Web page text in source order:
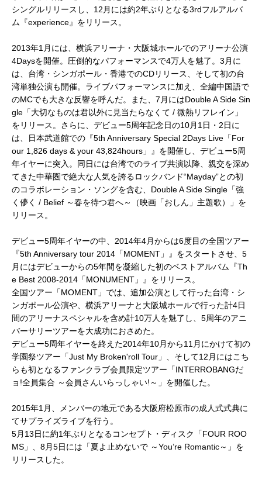
シングルリリースし、12月には約2年ぶりとなる3rdフルアルバ
ム『experience』をリリース。
2013年1月には、横浜アリーナ・大阪城ホールでのアリーナ公演
4Daysを開催。圧倒的なパフォーマンスで4万人を魅了。3月に
は、台湾・シンガポール・香港でのCDリリース、そして初の台
湾単独公演も開催。ライブパフォーマンスに加え、全編中国語で
のMCでも大きな反響を呼んだ。また、7月にはDouble A Side Sin
gle「大切なものは君以外に見当たらなくて / 微熱リフレイン」
をリリース。さらに、デビュー5周年記念日の10月1日・2日に
は、日本武道館での『5th Anniversary Special 2Days Live「For
our 1,826 days & your 43,824hours」』を開催し、デビュー5周
年イヤーに突入。同日には台湾でのライブ共演以降、親交を深め
てきた中華圏で絶大な人気を誇るロックバンド“Mayday”との初
のコラボレーション・ソングを含む、Double A Side Single「強
く儚く / Belief ～春を待つ君へ～（映画「おしん」主題歌）」を
リリース。
デビュー5周年イヤーの中、2014年4月からは6度目の全国ツアー
『5th Anniversary tour 2014「MOMENT」』をスタートさせ、5
月にはデビューからの5年間を凝縮した初のベストアルバム『Th
e Best 2008-2014「MONUMENT」』をリリース。
全国ツアー「MOMENT」では、追加公演として行った台湾・シ
ンガポール公演や、横浜アリーナと大阪城ホールで行った計4日
間のアリーナスペシャルを含め計10万人を魅了し、5周年のアニ
バーサリーツアーを大成功におさめた。
デビュー5周年イヤーを終えた2014年10月から11月にかけて初の
学園祭ツアー「Just My Broken'roll Tour」、そして12月にはこち
らも初となるファンクラブ会員限定ツアー「INTERROBANGだ
ョ!全員集合 ～会員さんいらっしゃい!～」を開催した。
2015年1月、メンバーの地元である大阪府松原市の成人式式典に
てサプライズライブを行う。
5月13日に約1年ぶりとなるコンセプト・ディスク「FOUR ROO
MS」、8月5日には「夏よ止めないで ～You’re Romantic～」を
リリースした。